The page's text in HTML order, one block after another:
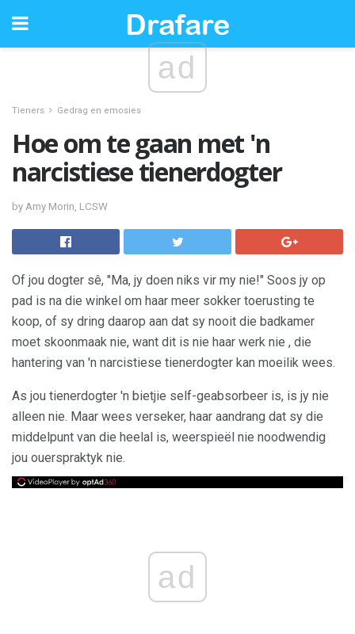
ad
Tieners Gedrag en emosies
Hoe om te gaan met 'n
narcistiese tienerdogter
by Amy Morin, LCSW
Of jou dogter sê, "Ma, jy doen niks vir my nie!" Soos jy op
pad is na die winkel om haar meer sokker toerusting te
koop, of sy dring daarop aan dat sy nooit die badkamer
moet skoonmaak nie, want dit is nie haar werk nie , die
hantering van 'n narcistiese tienerdogter kan moeilik wees.
As jou tienerdogter 'n bietjie self-geabsorbeer is, is jy nie
alleen nie. Maar wees verseker, haar aandrang dat sy die
middelpunt van die heelal is, weerspieël nie noodwendig
jou ouerspraktyk nie.
ad